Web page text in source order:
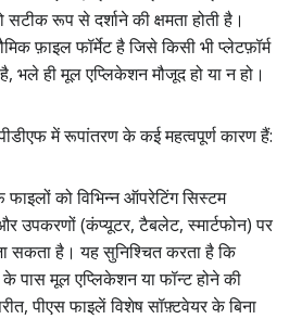
रूप से दर्शाने की क्षमता होती है।
फ़ाइल फॉर्मेट है जिसे किसी भी प्लेटफ़ॉर्म
भले ही मूल एप्लिकेशन मौजूद हो या न हो।
में रूपांतरण के कई महत्वपूर्ण कारण हैं:
फाइलों को विभिन्न ऑपरेटिंग सिस्टम
उपकरणों (कंप्यूटर, टैबलेट, स्मार्टफोन) पर
सकता है। यह सुनिश्चित करता है कि
पास मूल एप्लिकेशन या फॉन्ट होने की
पीएस फाइलें विशेष सॉफ़्टवेयर के बिना